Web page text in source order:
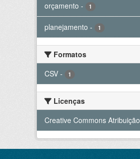
orçamento - 1
planejamento - 1
Formatos
CSV - 1
Licenças
Creative Commons Atribuição